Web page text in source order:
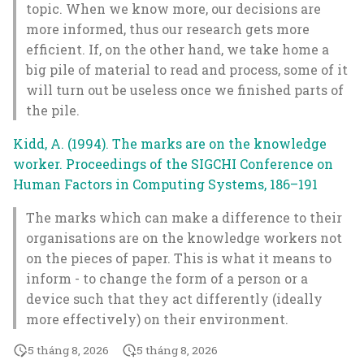
Thời gian để ta thấy
không bị ngắt mạch là 100
ms
Việc chất vấn quan điểm
của mình dễ dàng hơn
nhiều khi có ai đó nói ra
sự chất vấn đó
Việc mò mẫm vui, đỡ phải
nghĩ và thường là hiệu
quả hơn là đọc hướng dẫn
cẩn thận
Việc nghe nói tốn ít năng
lượng hơn là đọc viết
Việc tìm hiểu lý do cho
nghiệm lên nó. Ta biết về
nó bằng cách làm lại nó
nhiều lần
Thứ làm tốt công việc của
mình là thứ ta không
nhận ra sự tồn tại của nó
Triết học sự tĩnh và triết
Tư duy gặng xét (critical
thinking) đòi hỏi ta phải
bảo vệ những luận điểm
ta thấy chưa được bảo vệ
thoả đáng
Về lý thuyết thì lý thuyết
Đặc điểm của quy trình
phát triển sản phẩm
truyền thống là bước
nghiên cứu xem ý
sau việc nghĩ ra được ý
tưởng đó trước
mình chưa làm nghiên
cứu người dùng không
❓Thu thập kinh nghiệm
từ các blog cũng là xây
dựng sản phẩm
❓Tung ra quá sớm sẽ dễ
Web
Điều tra viên
Định lượng
Cộng đồng
Kinh tế
Nhận thức
Phát triển sản phẩm,
topic. When we know more, our decisions are
more informed, thus our research gets more
efficient. If, on the other hand, we take home a
big pile of material to read and process, some of it
will turn out be useless once we finished parts of
the pile.
Kidd, A. (1994). The marks are on the knowledge
worker. Proceedings of the SIGCHI Conference on
Human Factors in Computing Systems, 186–191
The marks which can make a difference to their
organisations are on the knowledge workers not
on the pieces of paper. This is what it means to
inform - to change the form of a person or a
device such that they act differently (ideally
more effectively) on their environment.
5 tháng 8, 2026 5 tháng 8, 2026